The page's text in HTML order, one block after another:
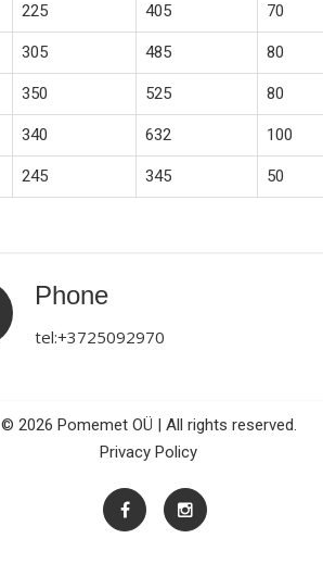
225 405 70
305 485 80
350 525 80
340 632 100
245 345 50
Phone
tel:+3725092970
© 2026 Pomemet OÜ | All rights reserved.
Privacy Policy